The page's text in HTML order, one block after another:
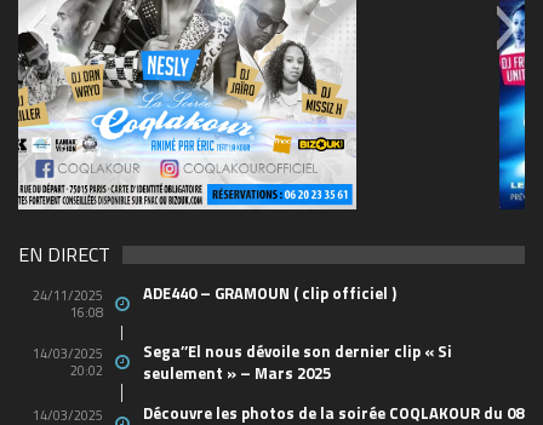
(1)
EN DIRECT
24/11/2025
16:08
ADE440 – GRAMOUN ( clip officiel )
14/03/2025
20:02
Sega’’El nous dévoile son dernier clip « Si
seulement » – Mars 2025
14/03/2025
Découvre les photos de la soirée COQLAKOUR du 08